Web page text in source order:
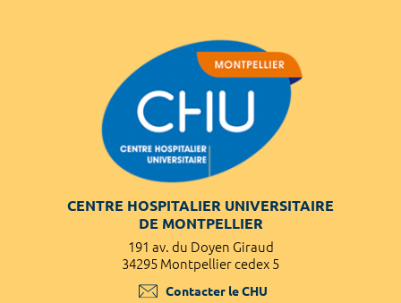
CENTRE HOSPITALIER UNIVERSITAIRE
DE MONTPELLIER
191 av. du Doyen Giraud
34295 Montpellier cedex 5
Contacter le CHU